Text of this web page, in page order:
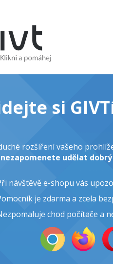
si
rozšíření vašeho
udělat
návštěvě e-shopu vás
je zdarma a zcela
chod počítače a